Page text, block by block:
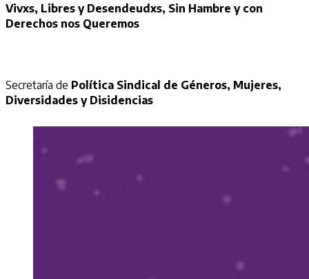
Vivxs, Libres y Desendeudxs, Sin Hambre y con
Derechos nos Queremos
Secretaría de Política Sindical de Géneros, Mujeres,
Diversidades y Disidencias